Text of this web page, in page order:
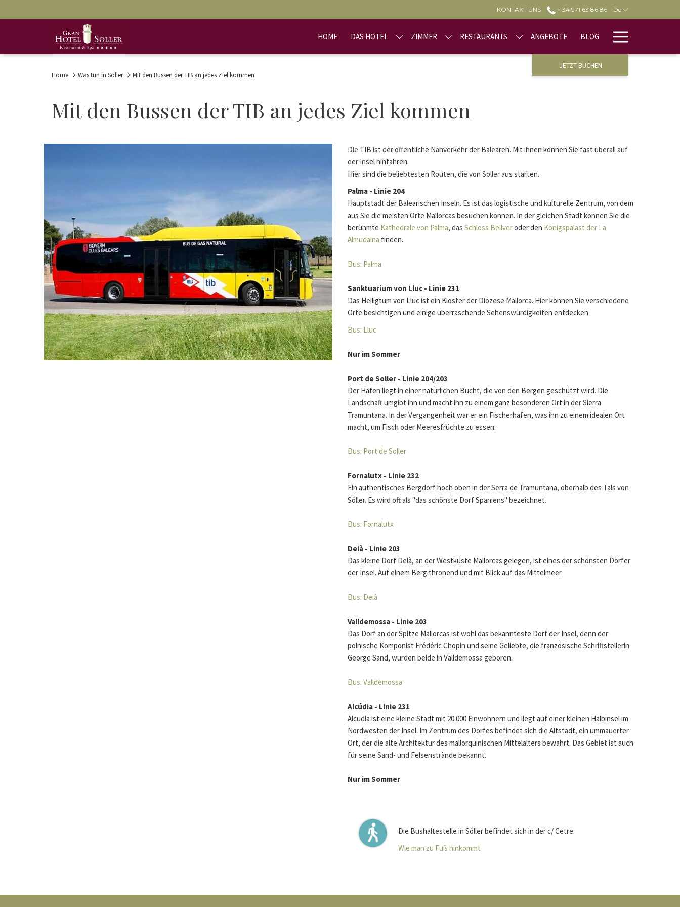
KONTAKT UNS + 34 971 63 86 86 De
HOME DAS HOTEL ZIMMER RESTAURANTS ANGEBOTE BLOG
Menu
JETZT BUCHEN
Home Was tun in Soller Mit den Bussen der TIB an jedes Ziel kommen
Mit den Bussen der TIB an jedes Ziel kommen
Die TIB ist der öffentliche Nahverkehr der Balearen. Mit ihnen können Sie fast überall auf
der Insel hinfahren.
Hier sind die beliebtesten Routen, die von Soller aus starten.
Palma - Linie 204
Hauptstadt der Balearischen Inseln. Es ist das logistische und kulturelle Zentrum, von dem
aus Sie die meisten Orte Mallorcas besuchen können. In der gleichen Stadt können Sie die
berühmte Kathedrale von Palma, das Schloss Bellveroder den Königspalast der La
Almudaina finden.
Bus: Palma
Sanktuarium von Lluc - Linie 231
Das Heiligtum von Lluc ist ein Kloster der Diözese Mallorca. Hier können Sie verschiedene
Orte besichtigen und einige überraschende Sehenswürdigkeiten entdecken
Bus: Lluc
Nur im Sommer
Port de Soller - Linie 204/203
Der Hafen liegt in einer natürlichen Bucht, die von den Bergen geschützt wird. Die
Landschaft umgibt ihn und macht ihn zu einem ganz besonderen Ort in der Sierra
Tramuntana. In der Vergangenheit war er ein Fischerhafen, was ihn zu einem idealen Ort
macht, um Fisch oder Meeresfrüchte zu essen.
Bus: Port de Soller
Fornalutx - Linie 232
Ein authentisches Bergdorf hoch oben in der Serra de Tramuntana, oberhalb des Tals von
Sóller. Es wird oft als "das schönste Dorf Spaniens" bezeichnet.
Bus: Fornalutx
Deià - Linie 203
Das kleine Dorf Deià, an der Westküste Mallorcas gelegen, ist eines der schönsten Dörfer
der Insel. Auf einem Berg thronend und mit Blick auf das Mittelmeer
Bus: Deià
Valldemossa - Linie 203
Das Dorf an der Spitze Mallorcas ist wohl das bekannteste Dorf der Insel, denn der
polnische Komponist Frédéric Chopin und seine Geliebte, die französische Schriftstellerin
George Sand, wurden beide in Valldemossa geboren.
Bus: Valldemossa
Alcúdia - Linie 231
Alcudia ist eine kleine Stadt mit 20.000 Einwohnern und liegt auf einer kleinen Halbinsel im
Nordwesten der Insel. Im Zentrum des Dorfes befindet sich die Altstadt, ein ummauerter
Ort, der die alte Architektur des mallorquinischen Mittelalters bewahrt. Das Gebiet ist auch
für seine Sand- und Felsenstrände bekannt.
Nur im Sommer
Die Bushaltestelle in Sóller befindet sich in der c/ Cetre.
Wie man zu Fuß hinkommt